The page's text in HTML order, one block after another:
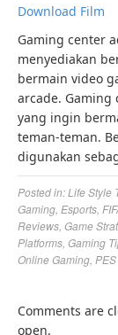
Download Film
Gaming center
menyediakan
bermain video
arcade.
yang ingin
teman-teman.
digunakan
Posted in:Life Style
Gaming Esports
Reviews Game
Platforms Gaming
Online Gaming PES
Comments are
open.